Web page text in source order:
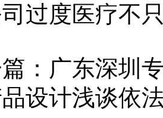
过度医疗不
： 广东深圳
设计浅谈依